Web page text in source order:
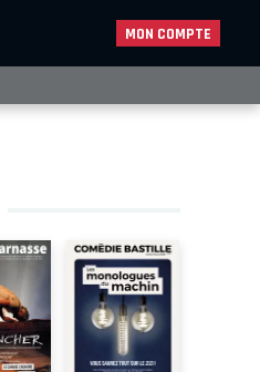
MON COMPTE